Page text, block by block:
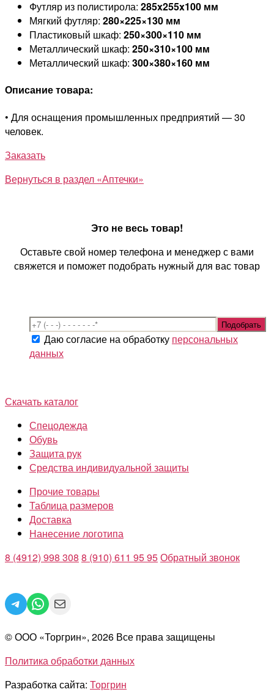
Футляр из полистирола: 285x255x100 мм
Мягкий футляр: 280×225×130 мм
Пластиковый шкаф: 250×300×110 мм
Металлический шкаф: 250×310×100 мм
Металлический шкаф: 300×380×160 мм
Описание товара:
• Для оснащения промышленных предприятий — 30
человек.
Заказать
Вернуться в раздел «Аптечки»
Это не весь товар!
Оставьте свой номер телефона и менеджер с вами
свяжется и поможет подобрать нужный для вас товар
Даю согласие на обработку персональных
данных
Скачать каталог
Спецодежда
Обувь
Защита рук
Средства индивидуальной защиты
Прочие товары
Таблица размеров
Доставка
Нанесение логотипа
8 (4912) 998 308 8 (910) 611 95 95Обратный звонок
Telegram
WhatsApp
Mail
© ООО «Торгрин», 2026 Все права защищены
Политика обработки данных
Разработка сайта: Торгрин